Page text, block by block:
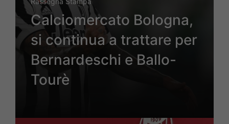
Calciomercato Bologna,
si continua a trattare per
Bernardeschi e Ballo-
Tourè